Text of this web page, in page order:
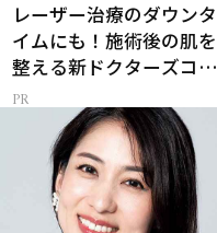
レーザー治療のダウンタ
イムにも！施術後の肌を
整える新ドクターズコス
メ